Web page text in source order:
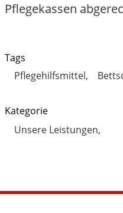
Pflegekassen
Tags
Pflegehilfsmittel
Kategorie
Unsere Leistungen